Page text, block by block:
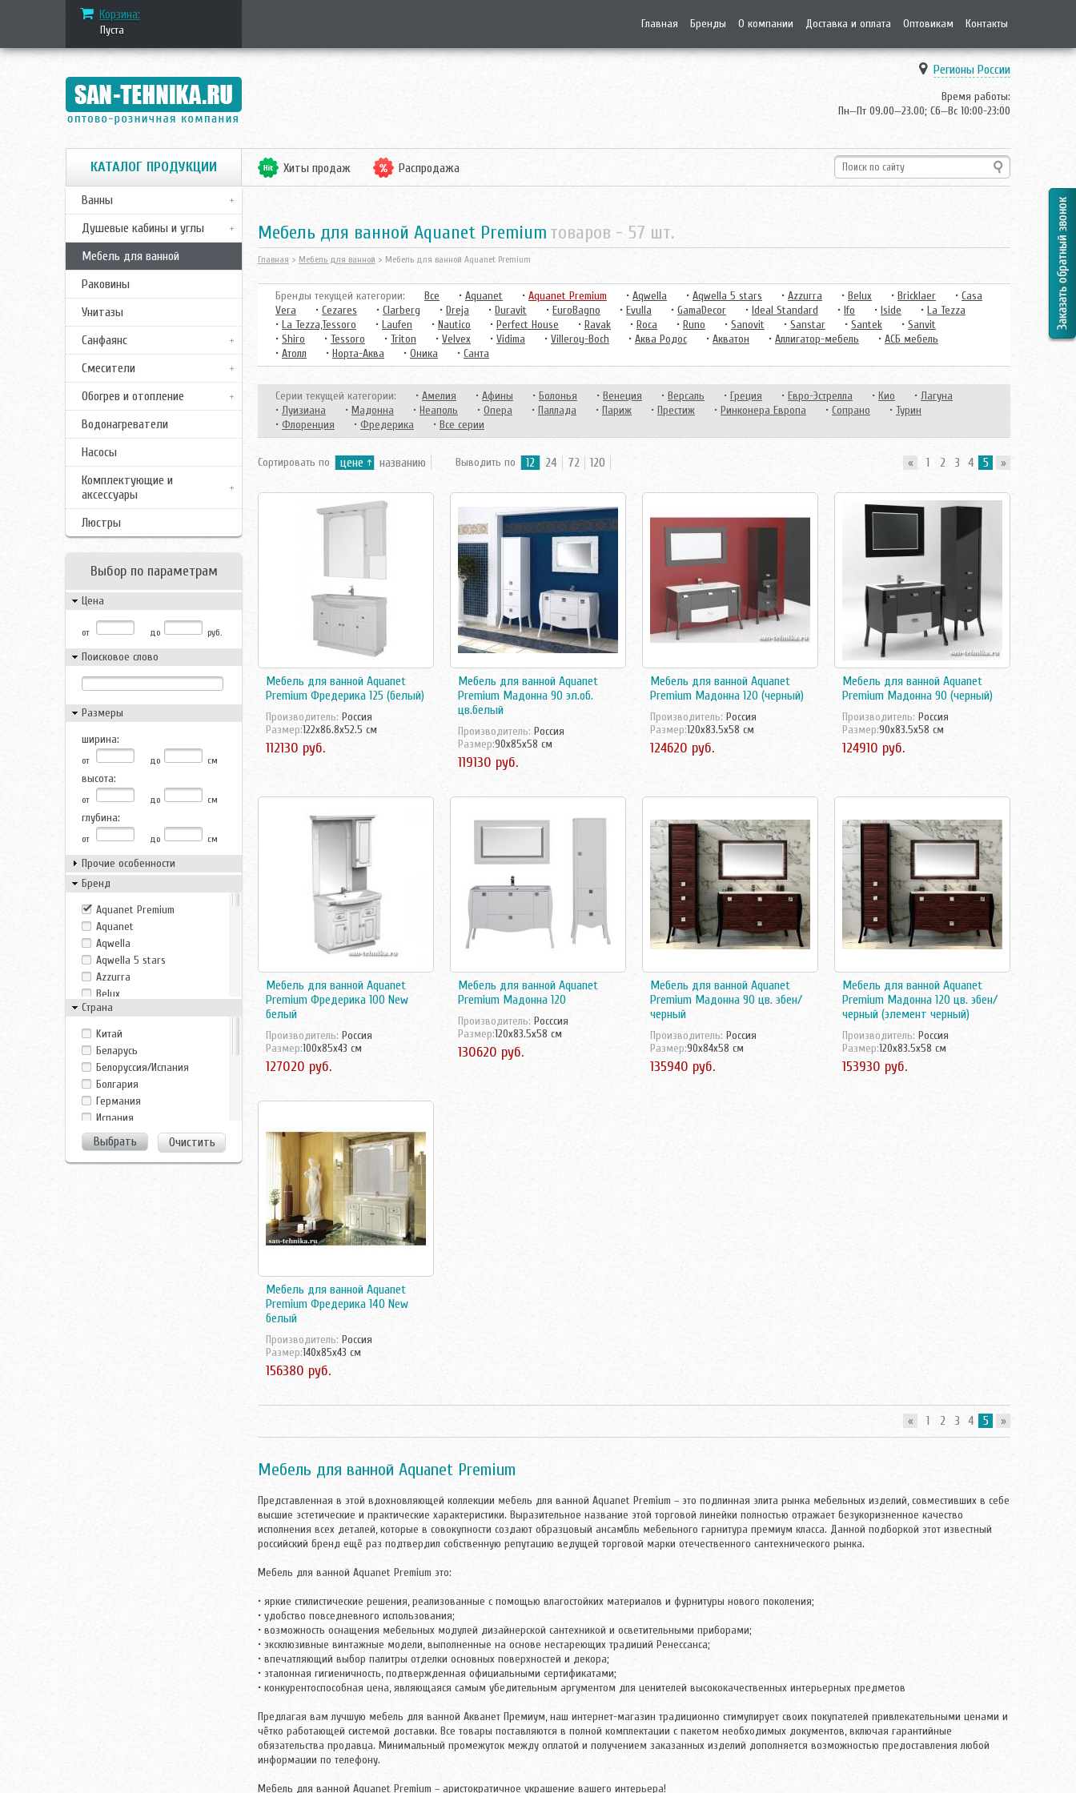
Корзина:
Пуста Главная Бренды О компании Доставка и оплата Оптовикам Контакты
Регионы России
Время работы:
Пн—Пт 09.00—23.00; Сб—Вс 10:00-23:00
КАТАЛОГ ПРОДУКЦИИ
Ванны
Душевые кабины и углы
Мебель для ванной
Раковины
Унитазы
Санфаянс
Смесители
Обогрев и отопление
Водонагреватели
Насосы
Комплектующие и
аксессуары
Люстры
Выбор по параметрам
Цена
от до руб.
Поисковое слово
Размеры
ширина:
от до см
высота:
от до см
глубина:
от до см
Прочие особенности
Бренд
Aquanet Premium
Aquanet
Aqwella
Aqwella 5 stars
Azzurra
Belux
Bricklaer
Casa Vera
Cezares
Clarberg
Dreja
Duravit
EuroBagno
GamaDecor
Ideal Standard
Страна
Kитай
Беларусь
Белоруссия/Испания
Болгария
Германия
Испания
Италия
Китай
Росcия
Очистить
Хиты продаж Распродажа
Mебель для ванной Aquanet Premium товаров - 57 шт.
Главная > Мебель для ванной > Мебель для ванной Aquanet Premium
Бренды текущей категории: Все • Aquanet • Aquanet Premium • Aqwella • Aqwella 5 stars • Azzurra • Belux • Bricklaer • Casa
Vera
• Cezares • Clarberg • Dreja • Duravit • EuroBagno • Evulla • GamaDecor • Ideal Standard • Ifo • Iside • La Tezza
• La Tezza,Tessoro • Laufen • Nautico • Perfect House • Ravak • Roca • Runo • Sanovit • Sanstar • Santek • Sanvit
• Shiro • Tessoro • Triton • Velvex • Vidima • Villeroy-Boch • Аква Родос • Акватон • Аллигатор-мебель • АСБ мебель
• Атолл • Норта-Аква • Оника • Санта
Серии текущей категории: • Амелия • Афины • Болонья • Венеция • Версаль • Греция • Евро-Эстрелла • Кио • Лагуна
• Луизиана • Мадонна • Неаполь • Опера • Паллада • Париж • Престиж • Ринконера Европа • Сопрано • Турин
• Флоренция • Фредерика • Все серии
Сортировать по цене названию Выводить по 12 24 72 120 « 1 2 3 4 5 »
Мебель для ванной Aquanet
Premium Фредерика 125 (белый)
Производитель: Россия
Размер:122x86.8x52.5 см
112130 руб.
Мебель для ванной Aquanet
Premium Мадонна 90 эл.об.
цв.белый
Производитель: Россия
Размер:90x85x58 см
119130 руб.
Мебель для ванной Aquanet
Premium Мадонна 120 (черный)
Производитель: Россия
Размер:120x83.5x58 см
124620 руб.
Мебель для ванной Aquanet
Premium Мадонна 90 (черный)
Производитель: Россия
Размер:90x83.5x58 см
124910 руб.
Мебель для ванной Aquanet
Premium Фредерика 100 New
белый
Производитель: Россия
Размер:100x85x43 см
127020 руб.
Мебель для ванной Aquanet
Premium Мадонна 120
Производитель: Росссия
Размер:120x83.5x58 см
130620 руб.
Мебель для ванной Aquanet
Premium Мадонна 90 цв. эбен/
черный
Производитель: Росcия
Размер:90x84x58 см
135940 руб.
Мебель для ванной Aquanet
Premium Мадонна 120 цв. эбен/
черный (элемент черный)
Производитель: Росcия
Размер:120x83.5x58 см
153930 руб.
Мебель для ванной Aquanet
Premium Фредерика 140 New
белый
Производитель: Россия
Размер:140x85x43 см
156380 руб.
« 1 2 3 4 5 »
Мебель для ванной Aquanet Premium
Представленная в этой вдохновляющей коллекции мебель для ванной Aquanet Premium – это подлинная элита рынка мебельных изделий, совместивших в себе
высшие эстетические и практические характеристики. Выразительное название этой торговой линейки полностью отражает безукоризненное качество
исполнения всех деталей, которые в совокупности создают образцовый ансамбль мебельного гарнитура премиум класса. Данной подборкой этот известный
российский бренд ещё раз подтвердил собственную репутацию ведущей торговой марки отечественного сантехнического рынка.
Мебель для ванной Aquanet Premium это:
• яркие стилистические решения, реализованные с помощью влагостойких материалов и фурнитуры нового поколения;
• удобство повседневного использования;
• возможность оснащения мебельных модулей дизайнерской сантехникой и осветительными приборами;
• эксклюзивные винтажные модели, выполненные на основе нестареющих традиций Ренессанса;
• впечатляющий выбор палитры отделки основных поверхностей и декора;
• эталонная гигиеничность, подтвержденная официальными сертификатами;
• конкурентоспособная цена, являющаяся самым убедительным аргументом для ценителей высококачественных интерьерных предметов
Предлагая вам лучшую мебель для ванной Акванет Премиум, наш интернет-магазин традиционно стимулирует своих покупателей привлекательными ценами и
чётко работающей системой доставки. Все товары поставляются в полной комплектации с пакетом необходимых документов, включая гарантийные
обязательства продавца. Минимальный промежуток между оплатой и получением заказанных изделий дополняется возможностью предоставления любой
информации по телефону.
Мебель для ванной Aquanet Premium – аристократичное украшение вашего интерьера!